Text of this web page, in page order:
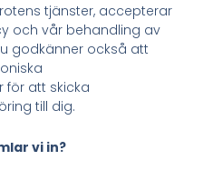
tjänster, accepterar
och vår behandling av
godkänner också att
för att skicka
till dig.
vi in?